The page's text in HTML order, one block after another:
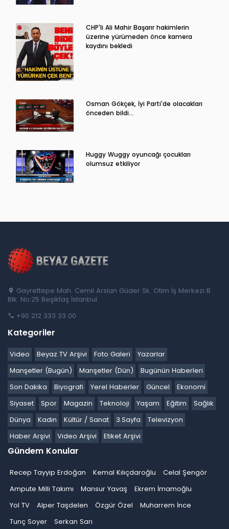
CHP'li Ali Mahir Başarır hakimlerin
üzerine yürümeden önce kamera
kaydını bekledi
Osman Gökçek, İyi Parti'de olacakları
önceden bildi...
Huggy Wuggy oyuncağı çocukları
olumsuz etkiliyor
Gayrettepe Mah. Cemil Arslan Güder Sk. Otim İş Merkezi B
Blk. No:25 Beşiktaş İstanbul
+90 212 333 33 00
Kategoriler
Video Beyaz TV Arşivi Foto Galeri
Yazarlar
Manşetler (Bugün)
Manşetler (Dün)
Bugünün Haberleri
Son Dakika
Biyografi Yerel Haberler Güncel
Ekonomi
Siyaset
Spor Magazin Teknoloji Yaşam Eğitim
Sağlık
Dünya
Kadın Kültür / Sanat 3.Sayfa
Televizyon
Haber Arşivi
Video Arşivi Etiket Arşivi
Gündem Konular
Recep Tayyip Erdoğan Kemal Kılıçdaroğlu
Celal Şengör
Ampute Milli Takımı
Mansur Yavaş
Ekrem İmamoğlu
Yol TV
Alper Taşdelen Özgür Özel
Muharrem İnce
Tunç Soyer
Serkan Sarı